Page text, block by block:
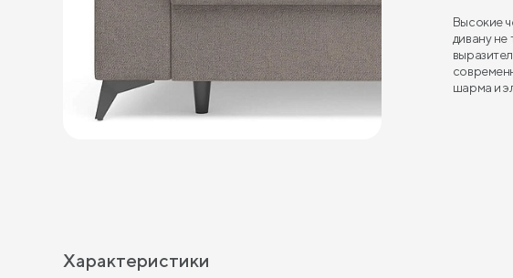
Высокие
дивану
шарма и
Характеристики